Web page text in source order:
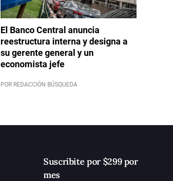
El Banco Central anuncia
reestructura interna y designa a
su gerente general y un
economista jefe
POR REDACCIÓN BÚSQUEDA
Suscribite por $299 por
mes